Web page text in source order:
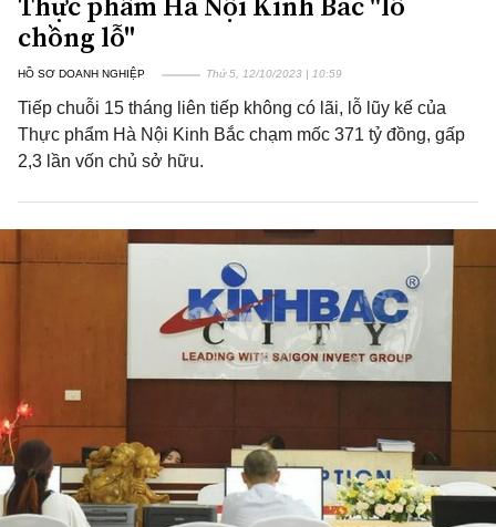
chồng lỗ"
HỒ SƠ DOANH NGHIỆP Thứ 5, 12/10/2023 | 10:59
Tiếp chuỗi 15 tháng liên tiếp không có lãi, lỗ lũy kế của
Thực phẩm Hà Nội Kinh Bắc chạm mốc 371 tỷ đồng, gấp
2,3 lần vốn chủ sở hữu.